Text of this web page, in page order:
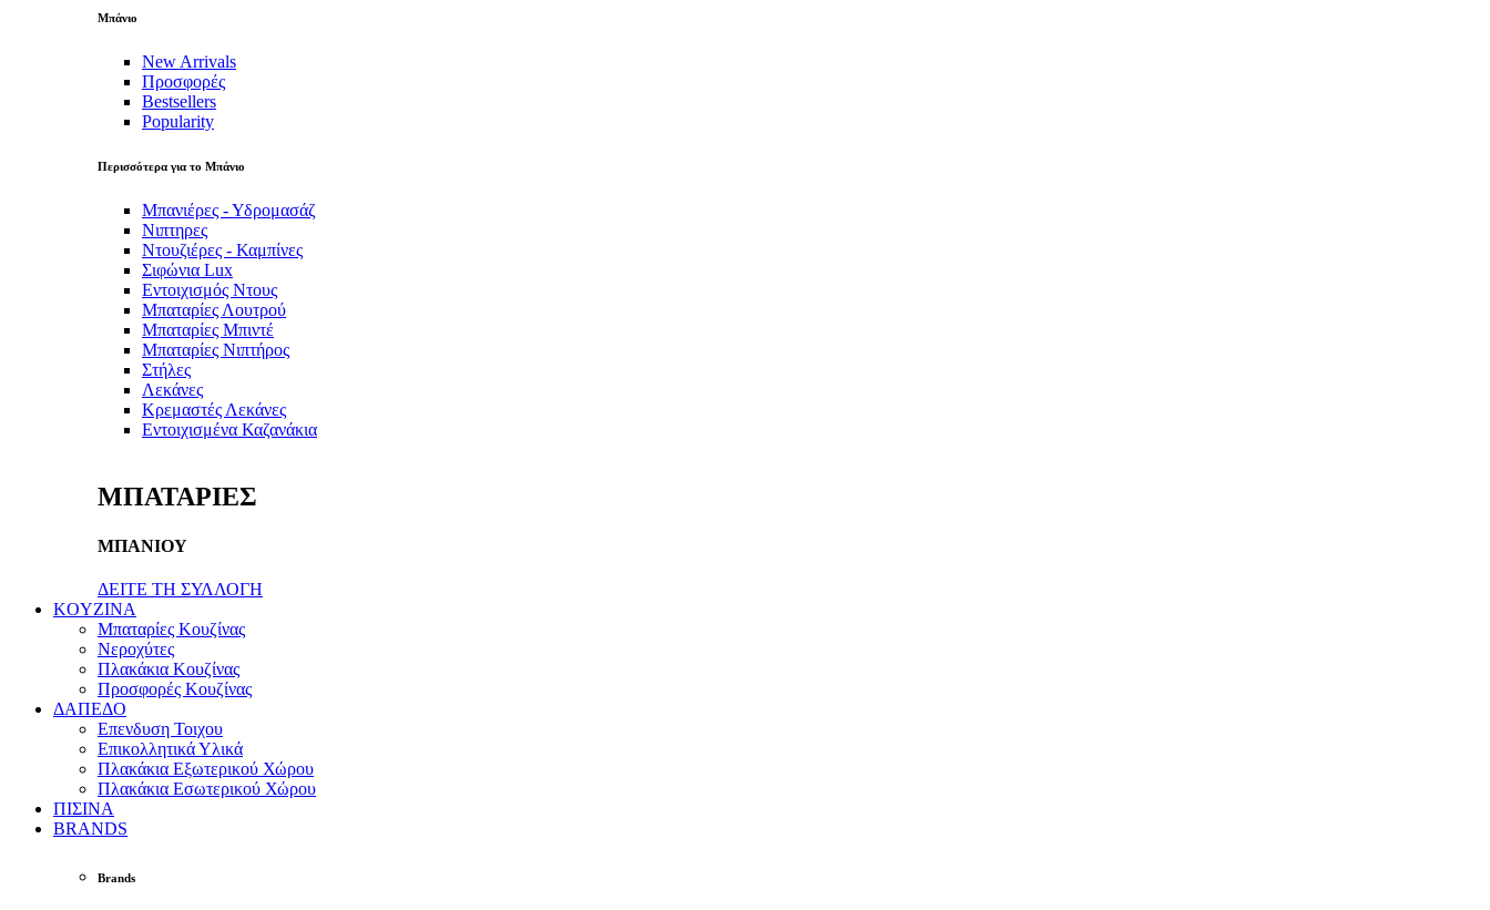
Μπάνιο
New Arrivals
Προσφορές
Bestsellers
Popularity
Περισσότερα για το Μπάνιο
Μπανιέρες - Υδρομασάζ
Νιπτηρες
Ντουζιέρες - Καμπίνες
Σιφώνια Lux
Εντοιχισμός Ντους
Μπαταρίες Λουτρού
Μπαταρίες Μπιντέ
Μπαταρίες Νιπτήρος
Στήλες
Λεκάνες
Κρεμαστές Λεκάνες
Εντοιχισμένα Καζανάκια
ΜΠΑΤΑΡΙΕΣ
ΜΠΑΝΙΟΥ
ΔΕΙΤΕ ΤΗ ΣΥΛΛΟΓΗ
KOYZINA
Μπαταρίες Κουζίνας
Νεροχύτες
Πλακάκια Κουζίνας
Προσφορές Κουζίνας
ΔΑΠΕΔΟ
Επενδυση Τοιχου
Επικολλητικά Υλικά
Πλακάκια Εξωτερικού Χώρου
Πλακάκια Εσωτερικού Χώρου
ΠΙΣΙΝΑ
BRANDS
Brands